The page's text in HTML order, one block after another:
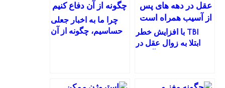
TBI با افزایش خطر
ابتلا به زوال عقل در
چرا ما به اخبار جعلی
حساسیم، چگونه از آن